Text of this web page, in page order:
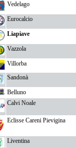
Vedelago
Eurocalcio
Liapiave
Vazzola
Villorba
Sandonà
Belluno
Calvi Noale
Eclisse Careni Pievigina
Liventina